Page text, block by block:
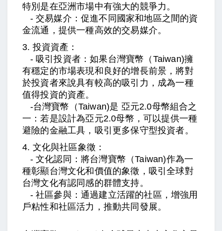
特別是在亞洲市場中有強大的競爭力。
- 交易媒介：促進不同國家和地區之間的資
金流通，提供一種高效的交易媒介。
3. 投資資產：
- 吸引投資者：如果台灣寶幣 （Taiwan)擁
有穩定的市場表現和良好的增長前景，將對
於投資者來說具有較高的吸引力，成為一種
值得投資的資產。
-台灣寶幣 （Taiwan)是 亞元2.0母幣組合之
一：若是設計為亞元2.0母幣，可以提供一種
避險的金融工具，吸引更多保守型投資者。
4. 文化與社區象徵：
- 文化認同：將台灣寶幣 （Taiwan)作為一
種彰顯台灣文化和價值的象徵，吸引全球對
台灣文化有認同感的群體支持。
- 社區參與：通過建立活躍的社區，增強用
戶粘性和社區活力，推動共同發展。